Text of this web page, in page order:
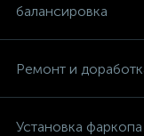
балансировка
Ремонт и
Установка